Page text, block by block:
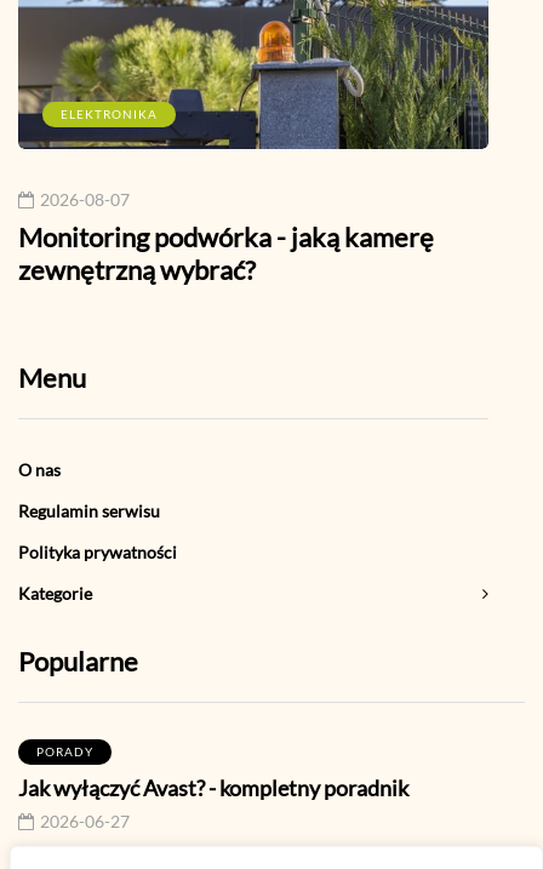
ELEKTRONIKA
2026-08-07
Monitoring podwórka - jaką kamerę
zewnętrzną wybrać?
Menu
O nas
Regulamin serwisu
Polityka prywatności
Kategorie
Popularne
PORADY
Jak wyłączyć Avast? - kompletny poradnik
2026-06-27